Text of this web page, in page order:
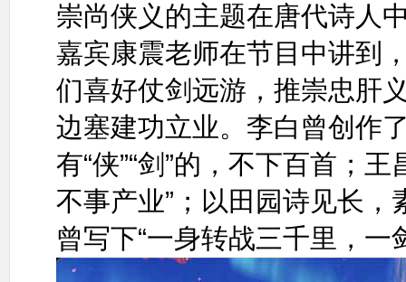
崇尚侠义的主题在唐代诗人
嘉宾康震老师在节目中讲到
们喜好仗剑远游，推崇忠肝
边塞建功立业。李白曾创作
有“侠”“剑”的，不下百首；
不事产业”；以田园诗见长，
曾写下“一身转战三千里，一